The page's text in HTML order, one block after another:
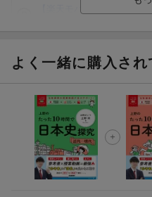
ト山分け
エントリー＆3,000円以上
ラン）が当たる！
楽天モバイル紹介キャンペ
進呈
よく一緒に購入さ